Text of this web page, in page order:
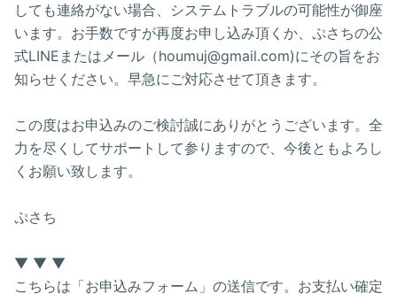
しても連絡がない場合、システムトラブルの可能性が御座
います。お手数ですが再度お申し込み頂くか、ぷさちの公
式LINEまたはメール（houmuj@gmail.com)にその旨をお
知らせください。早急にご対応させて頂きます。
この度はお申込みのご検討誠にありがとうございます。全
力を尽くしてサポートして参りますので、今後ともよろし
くお願い致します。
ぷさち
▼ ▼ ▼
こちらは「お申込みフォーム」の送信です。お支払い確定